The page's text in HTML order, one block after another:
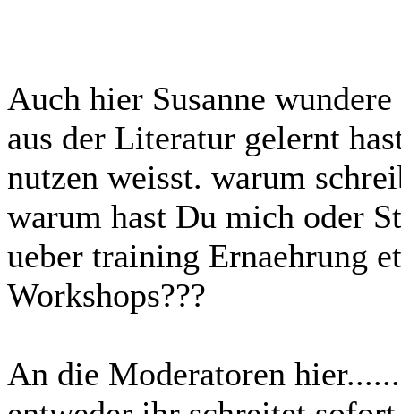
Auch hier Susanne
aus der Literatur gelernt
nutzen weisst. warum
warum hast Du mich oder
ueber training Ernaehrung
Workshops???
An die Moderatoren